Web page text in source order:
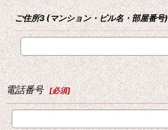
ご住所3(マンション・ビル名・部屋番号)
電話番号 [必須]